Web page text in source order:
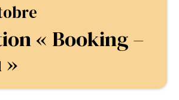
« Booking –
»